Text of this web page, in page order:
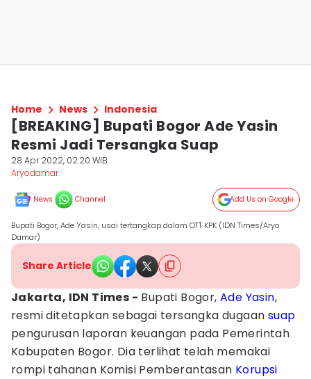
Home News Indonesia
[BREAKING] Bupati Bogor Ade Yasin
Resmi Jadi Tersangka Suap
28 Apr 2022, 02:20 WIB
Aryodamar
News Channel Add Us on Google
Bupati Bogor, Ade Yasin, usai tertangkap dalam OTT KPK (IDN Times/Aryo
Damar)
Share Article
Jakarta, IDN Times - Bupati Bogor,Ade Yasin,
resmi ditetapkan sebagai tersangka dugaan suap
pengurusan laporan keuangan pada Pemerintah
Kabupaten Bogor. Dia terlihat telah memakai
rompi tahanan Komisi Pemberantasan Korupsi